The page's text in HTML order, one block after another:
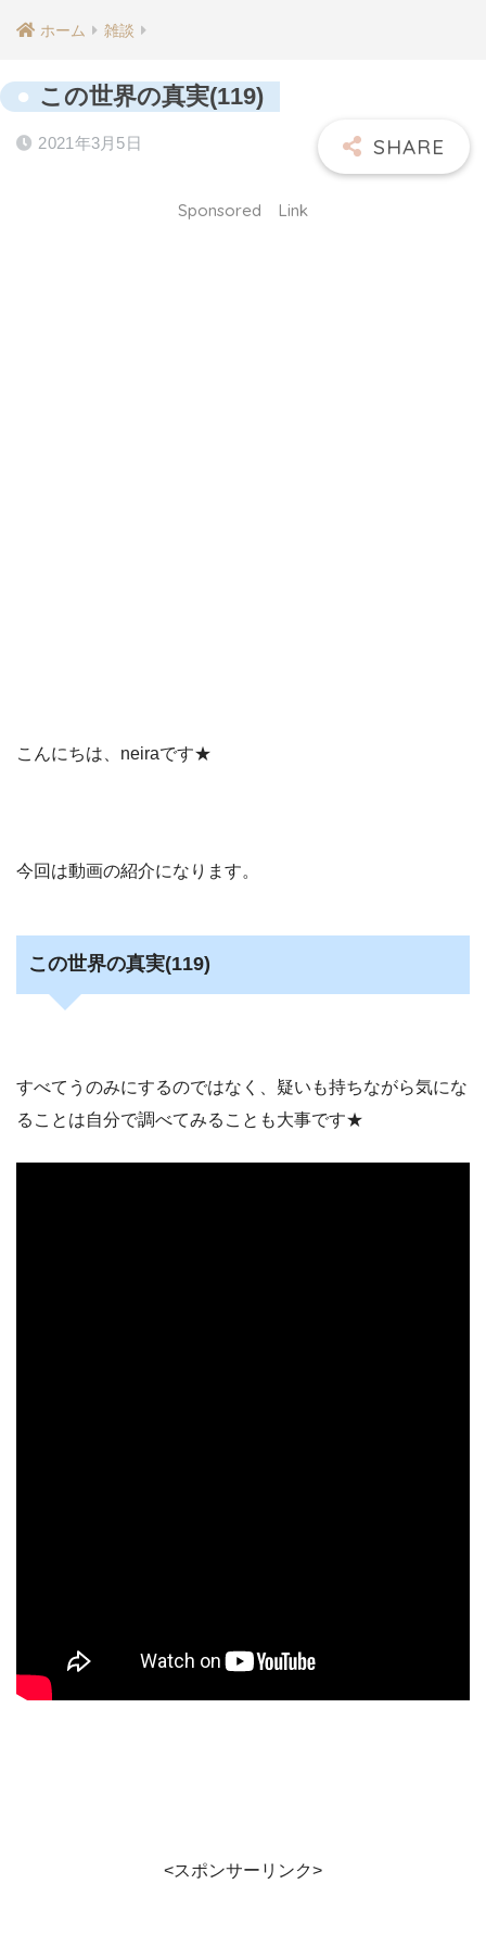
ホーム 雑談
この世界の真実(119)
2021年3月5日
Sponsored Link
こんにちは、neiraです★
今回は動画の紹介になります。
この世界の真実(119)
すべてうのみにするのではなく、疑いも持ちながら気にな
ることは自分で調べてみることも大事です★
<スポンサーリンク>